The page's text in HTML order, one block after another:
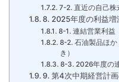
7-2. 直近の自己株
8. 2025年度の利益増
8-1. 連結営業利益
8-2. 石油製品ほ
き）
8-3. 2026年度の
9. 第4次中期経営計